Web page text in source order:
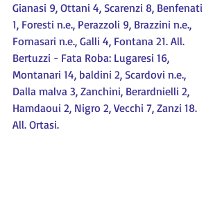
Gianasi 9, Ottani 4, Scarenzi 8, Benfenati
1, Foresti n.e., Perazzoli 9, Brazzini n.e.,
Fornasari n.e., Galli 4, Fontana 21. All.
Bertuzzi - Fata Roba: Lugaresi 16,
Montanari 14, baldini 2, Scardovi n.e.,
Dalla malva 3, Zanchini, Berardnielli 2,
Hamdaoui 2, Nigro 2, Vecchi 7, Zanzi 18.
All. Ortasi.